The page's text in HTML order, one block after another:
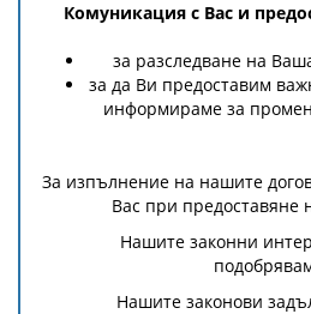
Комуникация с Вас и
за разследване на
за да Ви предоставим
информираме за
За изпълнение на нашите
Вас при предоставяне
Нашите законни
Нашите законови